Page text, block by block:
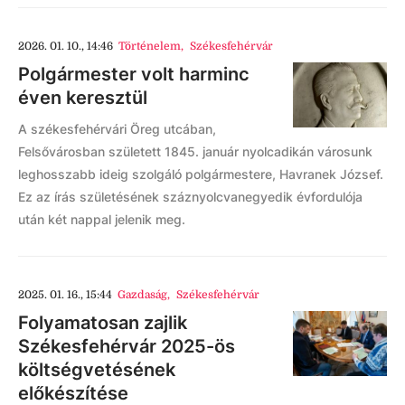
2026. 01. 10., 14:46 Történelem, Székesfehérvár
Polgármester volt harminc
éven keresztül
A székesfehérvári Öreg utcában,
Felsővárosban született 1845. január nyolcadikán városunk
leghosszabb ideig szolgáló polgármestere, Havranek József.
Ez az írás születésének száznyolcvanegyedik évfordulója
után két nappal jelenik meg.
2025. 01. 16., 15:44 Gazdaság, Székesfehérvár
Folyamatosan zajlik
Székesfehérvár 2025-ös
költségvetésének
előkészítése